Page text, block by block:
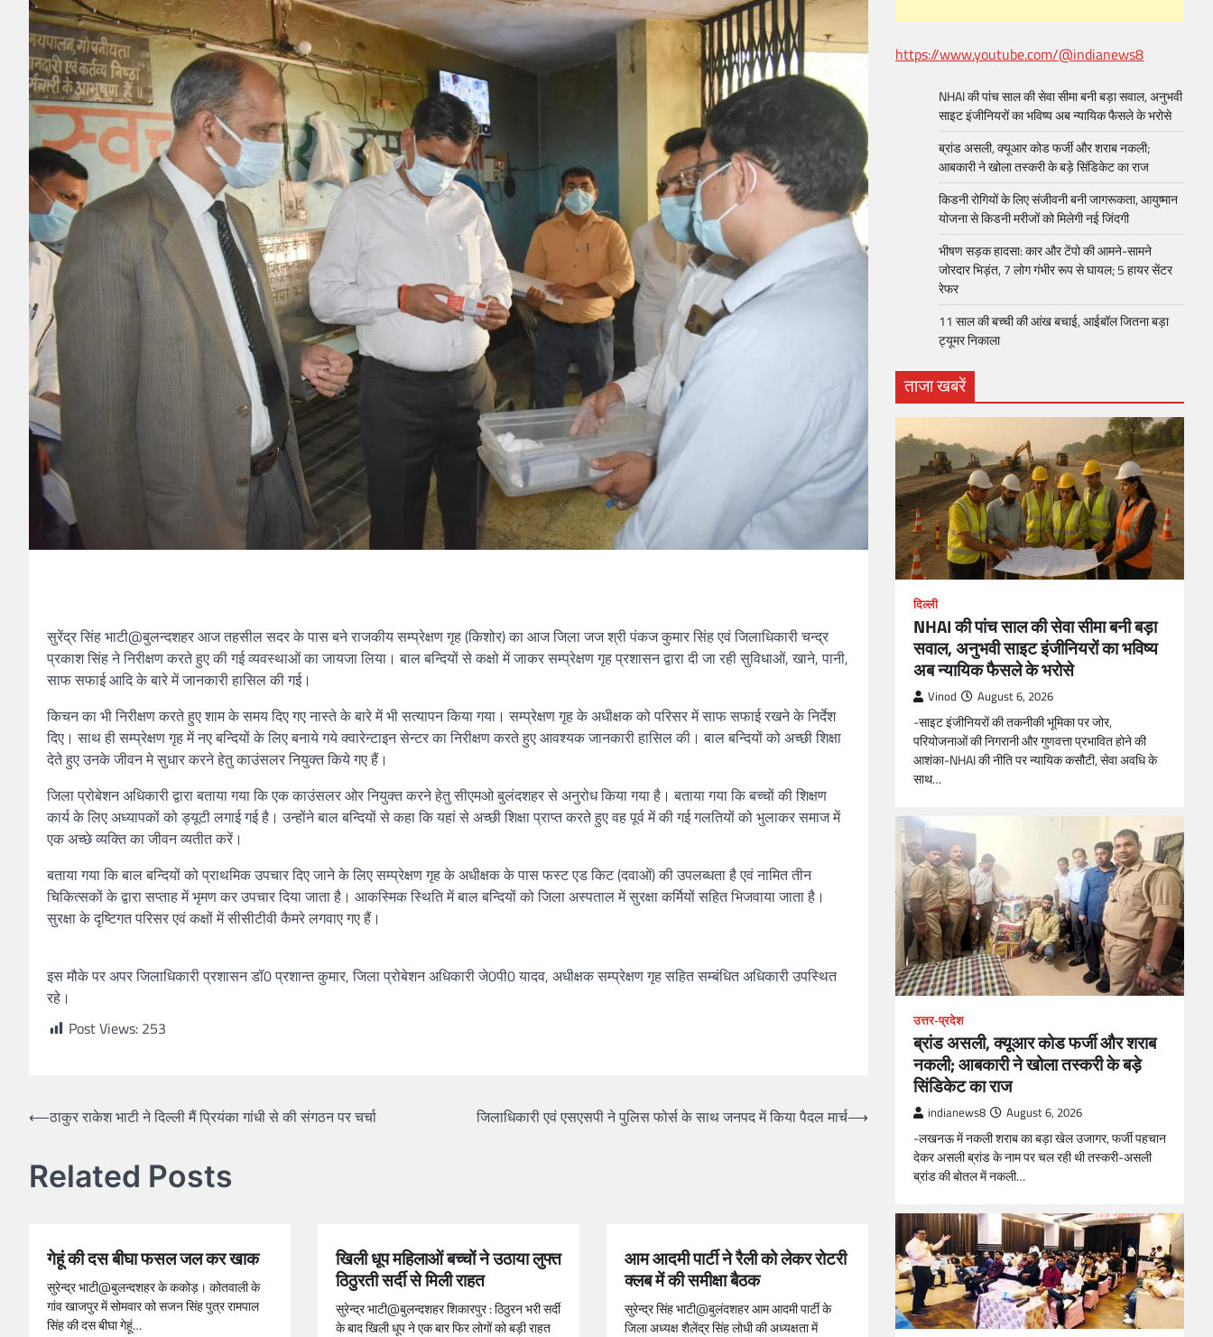
सुरेंद्र सिंह भाटी@बुलन्दशहर आज तहसील सदर के पास बने राजकीय सम्प्रेक्षण गृह (किशोर) का आज जिला जज श्री पंकज कुमार सिंह एवं जिलाधिकारी चन्द्र
प्रकाश सिंह ने निरीक्षण करते हुए की गई व्यवस्थाओं का जायजा लिया। बाल बन्दियों से कक्षो में जाकर सम्प्रेक्षण गृह प्रशासन द्वारा दी जा रही सुविधाओं, खाने, पानी,
साफ सफाई आदि के बारे में जानकारी हासिल की गई।
किचन का भी निरीक्षण करते हुए शाम के समय दिए गए नास्ते के बारे में भी सत्यापन किया गया। सम्प्रेक्षण गृह के अधीक्षक को परिसर में साफ सफाई रखने के निर्देश
दिए। साथ ही सम्प्रेक्षण गृह में नए बन्दियों के लिए बनाये गये क्वारेन्टाइन सेन्टर का निरीक्षण करते हुए आवश्यक जानकारी हासिल की। बाल बन्दियों को अच्छी शिक्षा
देते हुए उनके जीवन मे सुधार करने हेतु काउंसलर नियुक्त किये गए हैं।
जिला प्रोबेशन अधिकारी द्वारा बताया गया कि एक काउंसलर ओर नियुक्त करने हेतु सीएमओ बुलंदशहर से अनुरोध किया गया है। बताया गया कि बच्चों की शिक्षण
कार्य के लिए अध्यापकों को ड्यूटी लगाई गई है। उन्होंने बाल बन्दियों से कहा कि यहां से अच्छी शिक्षा प्राप्त करते हुए वह पूर्व में की गई गलतियों को भुलाकर समाज में
एक अच्छे व्यक्ति का जीवन व्यतीत करें।
बताया गया कि बाल बन्दियों को प्राथमिक उपचार दिए जाने के लिए सम्प्रेक्षण गृह के अधीक्षक के पास फस्ट एड किट (दवाओं) की उपलब्धता है एवं नामित तीन
चिकित्सकों के द्वारा सप्ताह में भृमण कर उपचार दिया जाता है। आकस्मिक स्थिति में बाल बन्दियों को जिला अस्पताल में सुरक्षा कर्मियों सहित भिजवाया जाता है।
सुरक्षा के दृष्टिगत परिसर एवं कक्षों में सीसीटीवी कैमरे लगवाए गए हैं।
इस मौके पर अपर जिलाधिकारी प्रशासन डॉ0 प्रशान्त कुमार, जिला प्रोबेशन अधिकारी जे0पी0 यादव, अधीक्षक सम्प्रेक्षण गृह सहित सम्बंधित अधिकारी उपस्थित
रहे।
Post Views: 253
⟵ठाकुर राकेश भाटी ने दिल्ली मैं प्रियंका गांधी से की संगठन पर चर्चा जिलाधिकारी एवं एसएसपी ने पुलिस फोर्स के साथ जनपद में किया पैदल मार्च⟶
Related Posts
गेहूं की दस बीघा फसल जल कर खाक
सुरेन्द्र भाटी@बुलन्दशहर के ककोड़। कोतवाली के
गांव खाजपुर में सोमवार को सजन सिंह पुत्र रामपाल
सिंह की दस बीघा गेहूं…
खिली धूप महिलाओं बच्चों ने उठाया लुफ्त
ठिठुरती सर्दी से मिली राहत
सुरेन्द्र भाटी@बुलन्दशहर शिकारपुर : ठिठुरन भरी सर्दी
के बाद खिली धूप ने एक बार फिर लोगों को बड़ी राहत
आम आदमी पार्टी ने रैली को लेकर रोटरी
क्लब में की समीक्षा बैठक
सुरेन्द्र सिंह भाटी@बुलंदशहर आम आदमी पार्टी के
जिला अध्यक्ष शैलेंद्र सिंह लोधी की अध्यक्षता में
https://www.youtube.com/@indianews8
NHAI की पांच साल की सेवा सीमा बनी बड़ा सवाल, अनुभवी
साइट इंजीनियरों का भविष्य अब न्यायिक फैसले के भरोसे
ब्रांड असली, क्यूआर कोड फर्जी और शराब नकली;
आबकारी ने खोला तस्करी के बड़े सिंडिकेट का राज
किडनी रोगियों के लिए संजीवनी बनी जागरूकता, आयुष्मान
योजना से किडनी मरीजों को मिलेगी नई जिंदगी
भीषण सड़क हादसा: कार और टेंपो की आमने-सामने
जोरदार भिड़ंत, 7 लोग गंभीर रूप से घायल; 5 हायर सेंटर
रेफर​
11 साल की बच्ची की आंख बचाई, आईबॉल जितना बड़ा
ट्यूमर निकाला
ताजा खबरें
दिल्ली
NHAI की पांच साल की सेवा सीमा बनी बड़ा
सवाल, अनुभवी साइट इंजीनियरों का भविष्य
अब न्यायिक फैसले के भरोसे
Vinod August 6, 2026
-साइट इंजीनियरों की तकनीकी भूमिका पर जोर,
परियोजनाओं की निगरानी और गुणवत्ता प्रभावित होने की
आशंका-NHAI की नीति पर न्यायिक कसौटी, सेवा अवधि के
साथ…
उत्तर-प्रदेश
ब्रांड असली, क्यूआर कोड फर्जी और शराब
नकली; आबकारी ने खोला तस्करी के बड़े
सिंडिकेट का राज
indianews8 August 6, 2026
-लखनऊ में नकली शराब का बड़ा खेल उजागर, फर्जी पहचान
देकर असली ब्रांड के नाम पर चल रही थी तस्करी-असली
ब्रांड की बोतल में नकली…